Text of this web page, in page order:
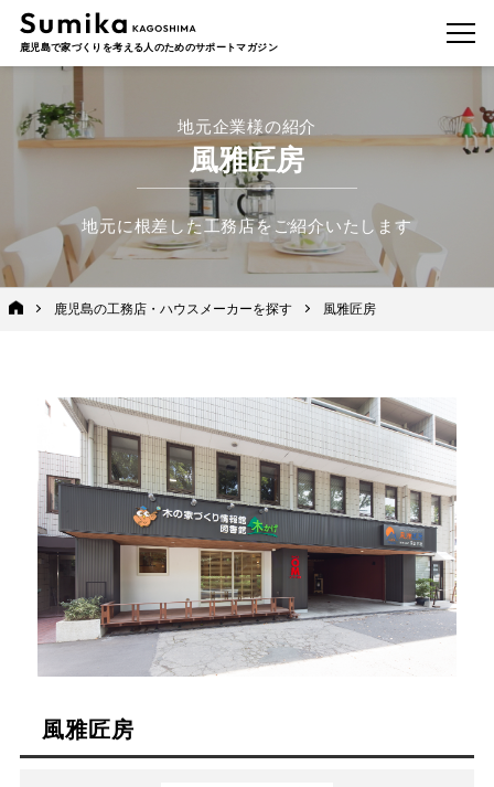
鹿児島で家づくりを考える人のためのサポートマガジン
地元企業様の紹介
風雅匠房
地元に根差した工務店をご紹介いたします
鹿児島の工務店・ハウスメーカーを探す 風雅匠房
風雅匠房